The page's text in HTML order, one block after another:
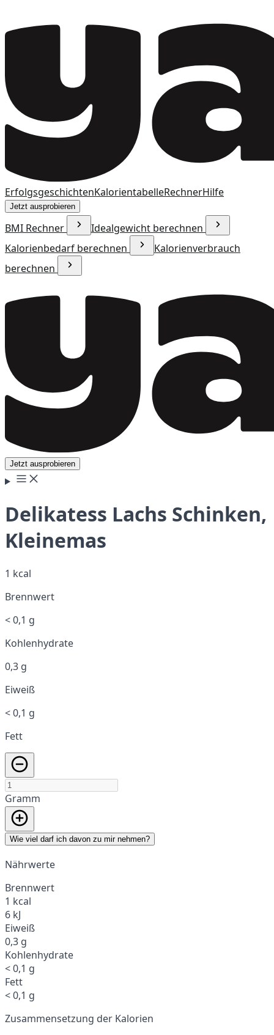
ErfolgsgeschichtenKalorientabelleRechnerHilfe
Jetzt ausprobieren
BMI Rechner
Idealgewicht berechnen
Kalorienbedarf berechnen
Kalorienverbrauch
berechnen
Jetzt ausprobieren
Delikatess Lachs Schinken,
Kleinemas
1 kcal
Brennwert
< 0,1 g
Kohlenhydrate
0,3 g
Eiweiß
< 0,1 g
Fett
Gramm
Wie viel darf ich davon zu mir nehmen?
Nährwerte
Brennwert
1 kcal
6 kJ
Eiweiß
0,3 g
Kohlenhydrate
< 0,1 g
Fett
< 0,1 g
Zusammensetzung der Kalorien